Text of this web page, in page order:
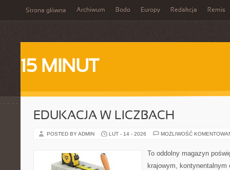
Strona główna Archiwum Bodo Europy Redakcja Remis
15 MINUT
EDUKACJA W LICZBACH
POSTED BY ADMIN LUT - 14 - 2026 MOŻLIWOŚĆ
To oddolny magazyn
krajowym, kontynentalnym